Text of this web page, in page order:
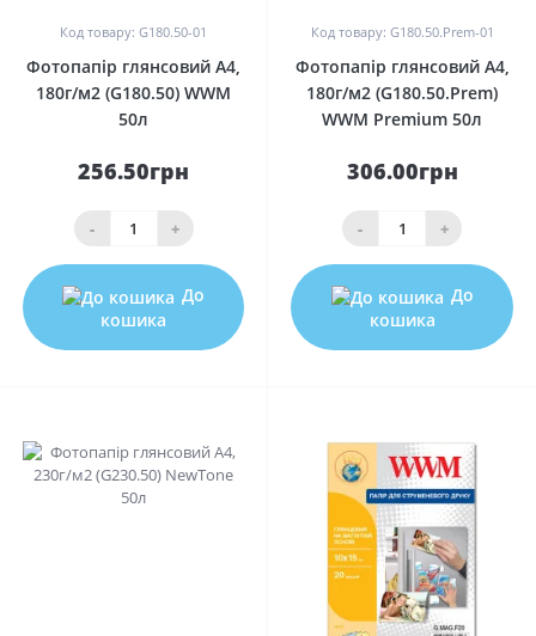
Код товару: G180.50-01
Фотопапір глянсовий A4,
180г/м2 (G180.50) WWM
50л
256.50грн
- +
До
кошика
Код товару: G180.50.Prem-01
Фотопапір глянсовий A4,
180г/м2 (G180.50.Prem)
WWM Premium 50л
306.00грн
- +
До
кошика